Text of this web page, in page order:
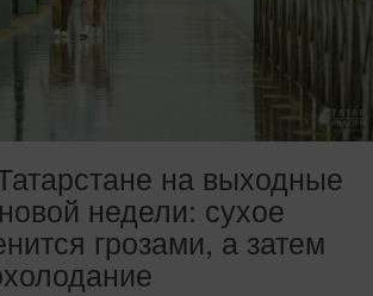
на выходные
недели: сухое
грозами, а затем